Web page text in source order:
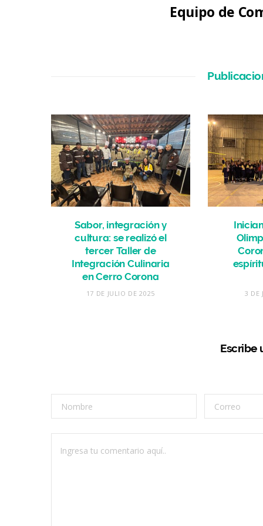
Equipo de
Sabor, integración y
cultura: se realizó el
tercer Taller de
Integración Culinaria
en Cerro Corona
17 DE JULIO DE 2025 3 DE
Escribe